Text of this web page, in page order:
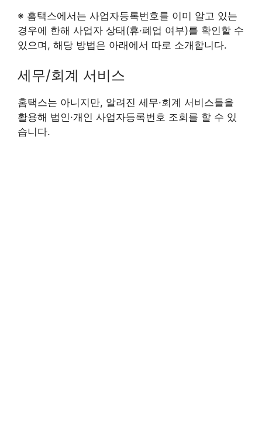
※ 홈택스에서는 사업자등록번호를 이미 알고 있는
경우에 한해 사업자 상태(휴·폐업 여부)를 확인할 수
있으며, 해당 방법은 아래에서 따로 소개합니다.
세무/회계 서비스
홈택스는 아니지만, 알려진 세무·회계 서비스들을
활용해 법인·개인 사업자등록번호 조회를 할 수 있
습니다.